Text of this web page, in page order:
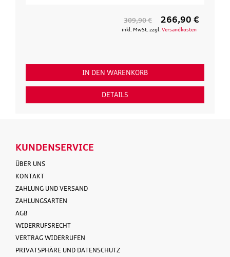
309,90 € 266,90 €
inkl. MwSt. zzgl.Versandkosten
IN DEN WARENKORB
DETAILS
KUNDENSERVICE
ÜBER UNS
KONTAKT
ZAHLUNG UND VERSAND
ZAHLUNGSARTEN
AGB
WIDERRUFSRECHT
VERTRAG WIDERRUFEN
PRIVATSPHÄRE UND DATENSCHUTZ